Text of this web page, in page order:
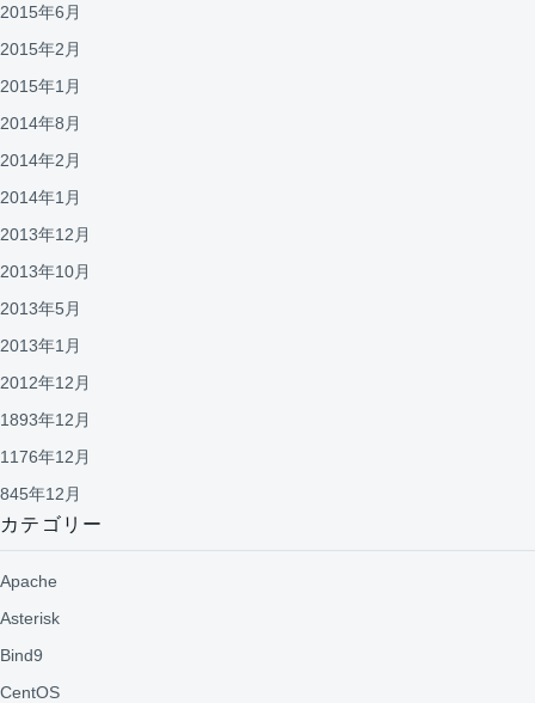
2015年6月
2015年2月
2015年1月
2014年8月
2014年2月
2014年1月
2013年12月
2013年10月
2013年5月
2013年1月
2012年12月
1893年12月
1176年12月
845年12月
カテゴリー
Apache
Asterisk
Bind9
CentOS